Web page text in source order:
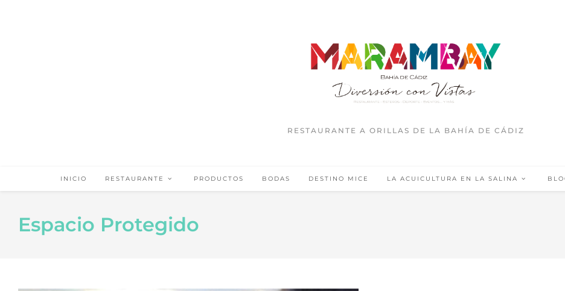
RESTAURANTE A ORILLAS DE LA BAHÍA DE CÁDIZ
INICIO RESTAURANTE PRODUCTOS BODAS DESTINO MICE LA ACUICULTURA EN LA SALINA
Espacio Protegido